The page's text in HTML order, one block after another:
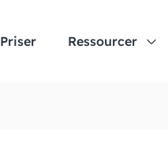
Priser Ressourcer